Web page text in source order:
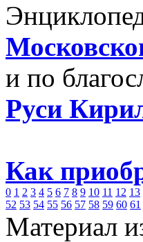
и по
Руси
Как
0 1 2 3 4 5 6 7 8 9 10 11 12 13
52 53 54 55 56 57 58 59 60 61
Материал